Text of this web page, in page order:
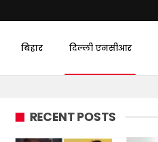
बिहार दिल्ली एनसीआर
RECENT POSTS